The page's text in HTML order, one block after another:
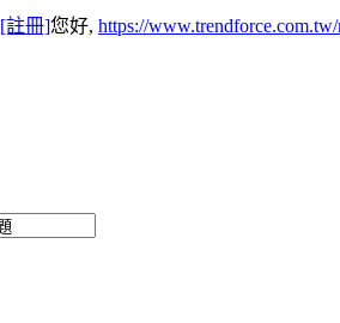
[註冊]您好, https://www.trendforce.com.tw/